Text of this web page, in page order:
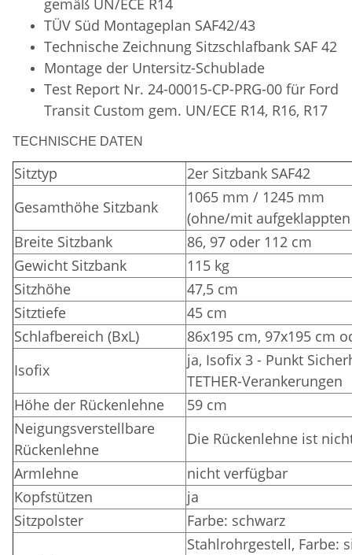
TÜV Süd Montageplan SAF42/43
Technische Zeichnung Sitzschlafbank SAF 42
Montage der Untersitz-Schublade
Test Report Nr. 24-00015-CP-PRG-00 für Ford
Transit Custom gem. UN/ECE R14, R16, R17
TECHNISCHE DATEN
Sitztyp
2er Sitzbank SAF42
Gesamthöhe Sitzbank
1065 mm / 1245 mm
(ohne/mit
Breite Sitzbank
86, 97 oder 112 cm
Gewicht Sitzbank
115 kg
Sitzhöhe
47,5 cm
Sitztiefe
45 cm
Schlafbereich (BxL)
86x195 cm, 97x195 cm
Isofix
ja, Isofix 3 - Punkt
TETHER-Verankerungen
Höhe der Rückenlehne
59 cm
Neigungsverstellbare
Rückenlehne
Die Rückenlehne ist
Armlehne
nicht verfügbar
Kopfstützen
ja
Sitzpolster
Farbe: schwarz
Stahlrohrgestell, Farbe: